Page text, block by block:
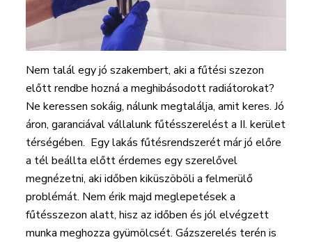
Nem talál egy jó szakembert, aki a fűtési szezon
előtt rendbe hozná a meghibásodott radiátorokat?
Ne keressen sokáig, nálunk megtalálja, amit keres. Jó
áron, garanciával vállalunk fűtésszerelést a II. kerület
térségében. Egy lakás fűtésrendszerét már jó előre
a tél beállta előtt érdemes egy szerelővel
megnézetni, aki időben kiküszöböli a felmerülő
problémát. Nem érik majd meglepetések a
fűtésszezon alatt, hisz az időben és jól elvégzett
munka meghozza gyümölcsét. Gázszerelés terén is